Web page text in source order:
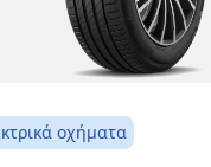
οχήματα